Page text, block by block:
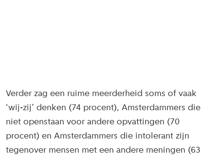
Verder zag een ruime meerderheid soms of vaak
‘wij-zij’ denken (74 procent), Amsterdammers die
niet openstaan voor andere opvattingen (70
procent) en Amsterdammers die intolerant zijn
tegenover mensen met een andere meningen (63